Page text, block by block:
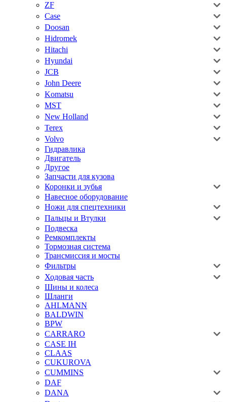
ZF
Case
Doosan
Hidromek
Hitachi
Hyundai
JCB
John Deere
Komatsu
MST
New Holland
Terex
Volvo
Гидравлика
Двигатель
Другое
Запчасти для кузова
Коронки и зубья
Навесное оборудование
Ножи для спецтехники
Пальцы и Втулки
Подвеска
Ремкомплекты
Тормозная система
Трансмиссия и мосты
Фильтры
Ходовая часть
Шины и колеса
Шланги
AHLMANN
BALDWIN
BPW
CARRARO
CASE IH
CLAAS
CUKUROVA
CUMMINS
DAF
DANA